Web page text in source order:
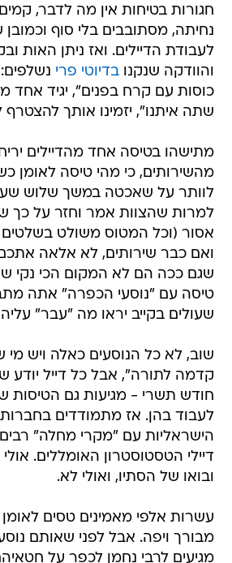
חגורות בטיחות אין מה לדבר,
נחיתה, מסתובבים בלי סוף
לעבודת הדיילים. ואז ניתן האות
והוודקה שנקנובדיוטי פרי
כוסות עם קרח בפנים", יגיד אחד
שתה איתנו", יזמינו אותך להצטרף
מתישהו בטיסה אחד מהדיילים
מהשירותים, כי מהי טיסה לאומן
לוותר על שאכטה במשך שלוש
למרות שהצוות אמר וחזר על כך
אסור (וכל המטוס משולט
ואם כבר שירותים, לא אלאה
שגם ככה הם לא המקום הכי נקי
טיסה עם "נוסעי הכפרה" אתה
שעולים בקייב יראו מה "עבר"
שוב, לא כל הנוסעים כאלה ויש
קדמה לתורה", אבל כל דייל יודע
חודש תשרי - מגיעות גם הטיסות
לעבוד בהן. אז מתמודדים
הישראליות עם "מקרי מחלה"
דיילי הטסטוסטרון האומללים.
ובואו של הסתיו, ואולי לא.
עשרות אלפי מאמינים טסים
מבורך ויפה. אבל לפני שאותם
מגיעים לרבי נחמן לכפר על